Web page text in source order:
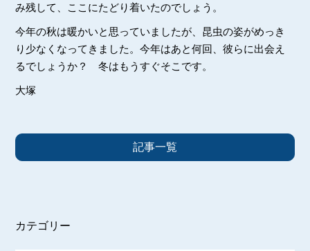
み残して、ここにたどり着いたのでしょう。
今年の秋は暖かいと思っていましたが、昆虫の姿がめっき
り少なくなってきました。今年はあと何回、彼らに出会え
るでしょうか？ 冬はもうすぐそこです。
大塚
記事一覧
カテゴリー